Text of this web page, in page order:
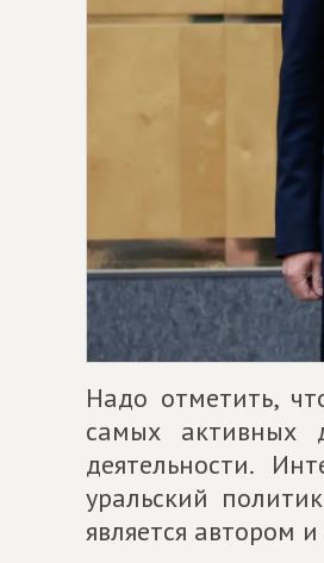
Надо отметить,
самых активных
деятельности.
уральский
является автором